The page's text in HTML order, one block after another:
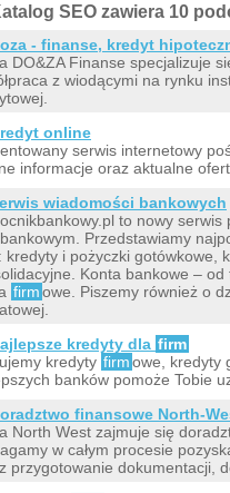
SEO zawiera 10
- finanse, kredyt
a DO&ZA Finanse specjalizuje
z wiodącymi na rynku
online
serwis internetowy
informacje oraz aktualne
wiadomości bankowych
to nowy
Przedstawiamy
kredyty i pożyczki gotówkowe,
Konta bankowe –
firmowe. Piszemy również o
kredyty dla firm
kredyty firmowe, kredyty
banków pomoże Tobie
finansowe North-
a North West zajmuje się
w całym procesie
przygotowanie dokumentacji,